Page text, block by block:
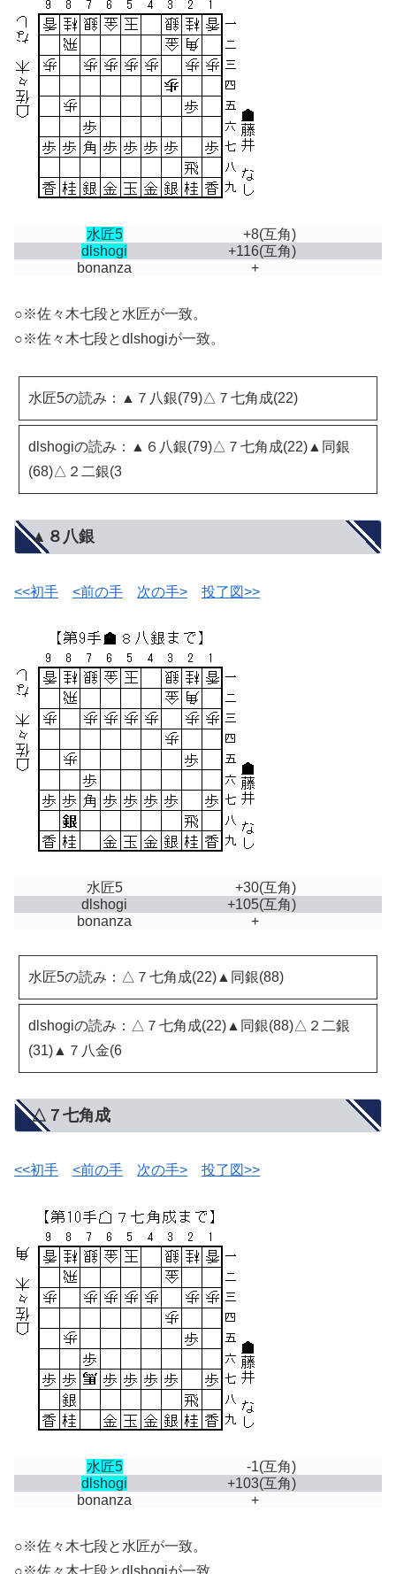
水匠5 +8(互角)
dlshogi
+116(互角)
bonanza
+
○※佐々木七段と水匠が一致。
○※佐々木七段とdlshogiが一致。
水匠5の読み：▲７八銀(79)△７七角成(22)
dlshogiの読み：▲６八銀(79)△７七角成(22)▲同銀
(68)△２二銀(3
▲８八銀
<<初手 <前の手 次の手> 投了図>>
水匠5 +30(互角)
dlshogi
+105(互角)
bonanza
+
水匠5の読み：△７七角成(22)▲同銀(88)
dlshogiの読み：△７七角成(22)▲同銀(88)△２二銀
(31)▲７八金(6
△７七角成
<<初手 <前の手 次の手> 投了図>>
水匠5 -1(互角)
dlshogi
+103(互角)
bonanza
+
○※佐々木七段と水匠が一致。
○※佐々木七段とdlshogiが一致。